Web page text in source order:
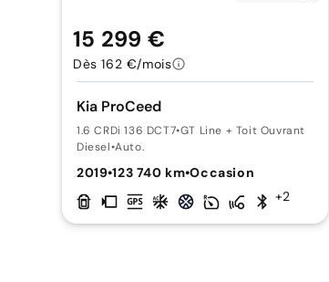
Kia ProCeed
1.6 CRDi 136 DCT7•GT Line + Toit Ouvrant
Diesel•Auto.
2019•123 740 km•Occasion
+2
15 299 €
Dès 162 €/mois